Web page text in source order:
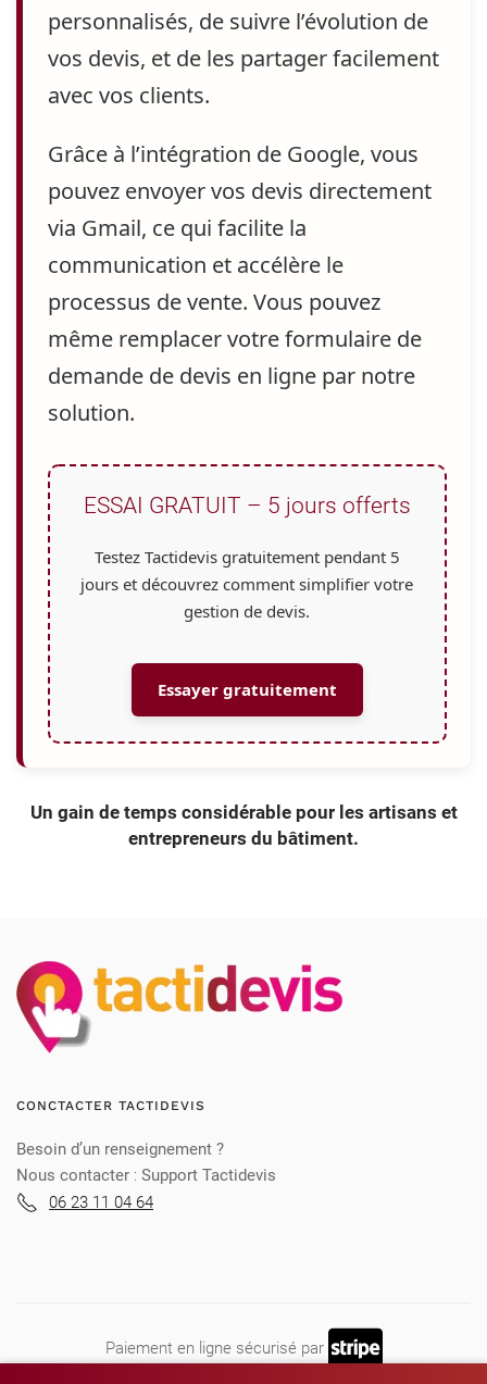
personnalisés, de suivre l’évolution de
vos devis, et de les partager facilement
avec vos clients.
Grâce à l’intégration de Google, vous
pouvez envoyer vos devis directement
via Gmail, ce qui facilite la
communication et accélère le
processus de vente. Vous pouvez
même remplacer votre formulaire de
demande de devis en ligne par notre
solution.
ESSAI GRATUIT – 5 jours offerts
Testez Tactidevis gratuitement pendant 5
jours et découvrez comment simplifier votre
gestion de devis.
Essayer gratuitement
Un gain de temps considérable pour les artisans et
entrepreneurs du bâtiment.
CONCTACTER TACTIDEVIS
Besoin d’un renseignement ?
Nous contacter : Support Tactidevis
06 23 11 04 64
Paiement en ligne sécurisé par